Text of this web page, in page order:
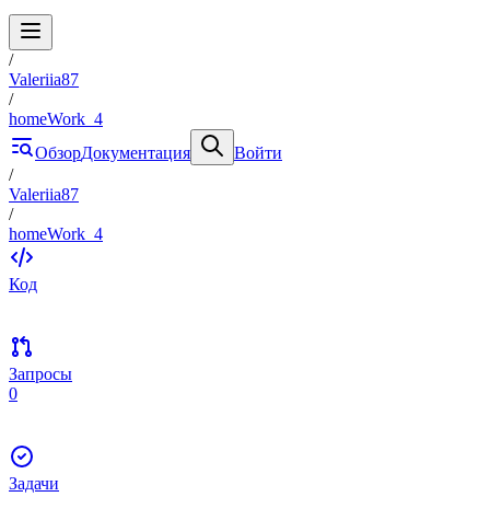
/
Valeriia87
/
homeWork_4
ОбзорДокументация
Войти
/
Valeriia87
/
homeWork_4
Код
Запросы
0
Задачи